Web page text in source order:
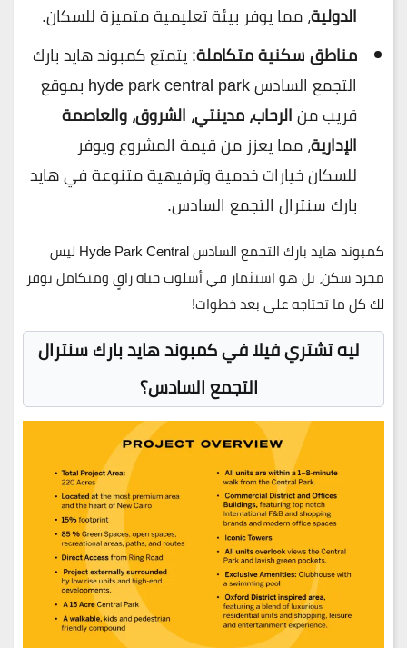
الدولية، مما يوفر بيئة تعليمية متميزة للسكان.
مناطق سكنية متكاملة: يتمتع كمبوند هايد بارك
التجمع السادس hyde park central park بموقع
قريب منالرحاب، مدينتي، الشروق، والعاصمة
الإدارية، مما يعزز من قيمة المشروع ويوفر
للسكان خيارات خدمية وترفيهية متنوعة في هايد
بارك سنترال التجمع السادس.
كمبوند هايد بارك التجمع السادس Hyde Park Central ليس
مجرد سكن، بل هو استثمار في أسلوب حياة راقٍ ومتكامل يوفر
لك كل ما تحتاجه على بعد خطوات!
ليه تشتري فيلا في كمبوند هايد بارك سنترال
التجمع السادس؟